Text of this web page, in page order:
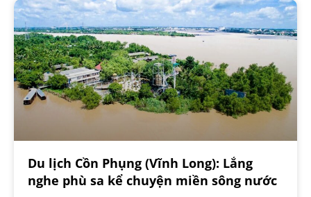
Du lịch Cồn Phụng (Vĩnh Long): Lắng
nghe phù sa kể chuyện miền sông nước